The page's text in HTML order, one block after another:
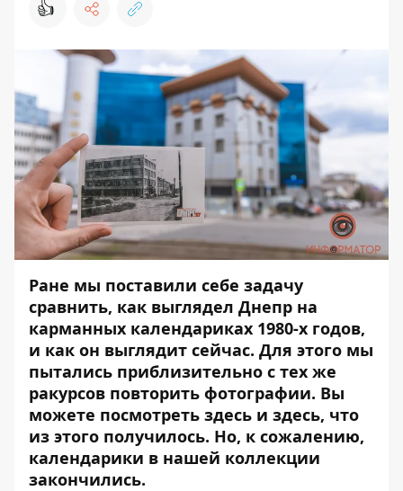
👍
Ране мы поставили себе задачу
сравнить, как выглядел Днепр на
карманных календариках 1980-х годов,
и как он выглядит сейчас. Для этого мы
пытались приблизительно с тех же
ракурсов повторить фотографии. Вы
можете посмотреть здесь и здесь, что
из этого получилось. Но, к сожалению,
календарики в нашей коллекции
закончились.